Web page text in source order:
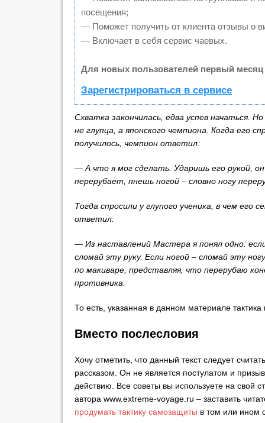
посещения;
— Поможет получить от клиента отзывы о
— Включает в себя сервис чаевых.
Для новых пользователей первый месяц
Зарегистрироваться в сервисе
Схватка закончилась, едва успев начаться.
не глупца, а японского чемпиона. Когда его
получилось, чемпион ответил:
— А что я мог сделать. Ударишь его рукой, он
перерубает, пнешь ногой – словно ногу
Тогда спросили у глупого ученика, в чем его
ответил:
— Из наставлений Мастера я понял одно:
сломай эту руку. Если ногой – сломай эту
по макиваре, представляя, что перерубаю
противника.
То есть, указанная в данном материале
Вместо послесловия
Хочу отметить, что данный текст следует
рассказом. Он не является постулатом и
действию. Все советы вы используете на свой
автора www.extreme-voyage.ru – заставить
продумать тактику самозащиты в том или ином